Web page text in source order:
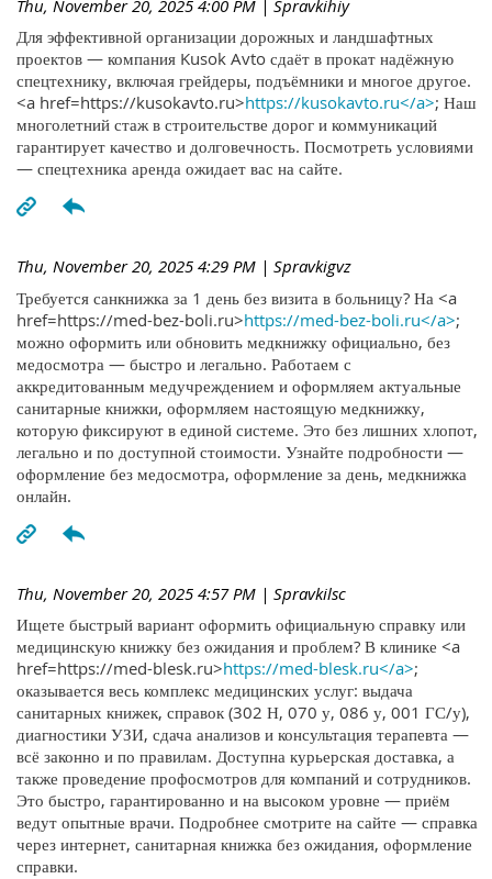
Thu, November 20, 2025 4:00 PM | Spravkihiy
Для эффективной организации дорожных и ландшафтных
проектов — компания Kusok Avto сдаёт в прокат надёжную
спецтехнику, включая грейдеры, подъёмники и многое другое.
<a href=https://kusokavto.ru>https://kusokavto.ru</a>; Наш
многолетний стаж в строительстве дорог и коммуникаций
гарантирует качество и долговечность. Посмотреть условиями
— спецтехника аренда ожидает вас на сайте.
Thu, November 20, 2025 4:29 PM | Spravkigvz
Требуется санкнижка за 1 день без визита в больницу? На <a
href=https://med-bez-boli.ru>https://med-bez-boli.ru</a>;
можно оформить или обновить медкнижку официально, без
медосмотра — быстро и легально. Работаем с
аккредитованным медучреждением и оформляем актуальные
санитарные книжки, оформляем настоящую медкнижку,
которую фиксируют в единой системе. Это без лишних хлопот,
легально и по доступной стоимости. Узнайте подробности —
оформление без медосмотра, оформление за день, медкнижка
онлайн.
Thu, November 20, 2025 4:57 PM | Spravkilsc
Ищете быстрый вариант оформить официальную справку или
медицинскую книжку без ожидания и проблем? В клинике <a
href=https://med-blesk.ru>https://med-blesk.ru</a>;
оказывается весь комплекс медицинских услуг: выдача
санитарных книжек, справок (302 Н, 070 у, 086 у, 001 ГС/у),
диагностики УЗИ, сдача анализов и консультация терапевта —
всё законно и по правилам. Доступна курьерская доставка, а
также проведение профосмотров для компаний и сотрудников.
Это быстро, гарантированно и на высоком уровне — приём
ведут опытные врачи. Подробнее смотрите на сайте — справка
через интернет, санитарная книжка без ожидания, оформление
справки.